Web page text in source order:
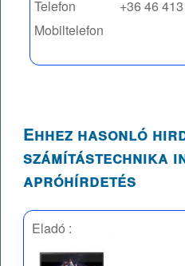
Telefon
+36 46
Mobiltelefon
Ehhez hasonló
számítástechnika
apróhírdetés
Eladó :